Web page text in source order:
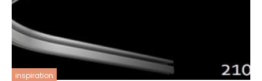
inspiration